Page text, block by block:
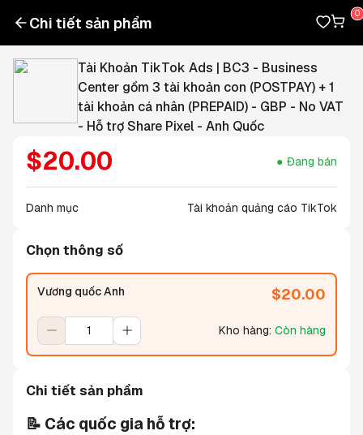
Chi tiết sản phẩm
Tài Khoản TikTok Ads | BC3 - Business
Center gồm 3 tài khoản con (POSTPAY) + 1
tài khoản cá nhân (PREPAID) - GBP - No VAT
- Hỗ trợ Share Pixel - Anh Quốc
$20.00 Đang bán
Danh mục Tài khoản quảng cáo TikTok
Chọn thông số
Vương quốc Anh $20.00
Kho hàng: Còn hàng
Chi tiết sản phẩm
📝 Các quốc gia hỗ trợ: